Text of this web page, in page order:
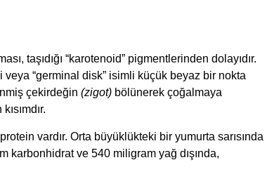
taşıdığı “karotenoid” pigmentlerinden dolayıdır.
veya “germinal disk” isimli küçük beyaz bir nokta
çekirdeğin (zigot) bölünerek çoğalmaya
vardır. Orta büyüklükteki bir yumurta sarısında
karbonhidrat ve 540 miligram yağ dışında,